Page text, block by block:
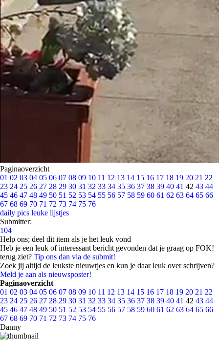
Paginaoverzicht
01 02 03 04 05 06 07 08 09 10 11 12 13 14 15 16 17 18 19 20 21 22
23 24 25 26 27 28 29 30 31 32 33 34 35 36 37 38 39 40 41 42 43 44
45 46 47 48 49 50 51 52 53 54 55 56 57 58 59 60 61 62 63 64 65 66
67 68 69 70 71 72 73 74 75 76
daily pics leuke lijstjes
Submitter:
104
Help ons; deel dit item als je het leuk vond
Heb je een leuk of interessant bericht gevonden dat je graag op FOK!
terug ziet? Tip ons dan via de submit!
Zoek jij altijd de leukste nieuwtjes en kun je daar leuk over schrijven?
Meld je aan als nieuwsposter!
Paginaoverzicht
01 02 03 04 05 06 07 08 09 10 11 12 13 14 15 16 17 18 19 20 21 22
23 24 25 26 27 28 29 30 31 32 33 34 35 36 37 38 39 40 41 42 43 44
45 46 47 48 49 50 51 52 53 54 55 56 57 58 59 60 61 62 63 64 65 66
67 68 69 70 71 72 73 74 75 76
Danny